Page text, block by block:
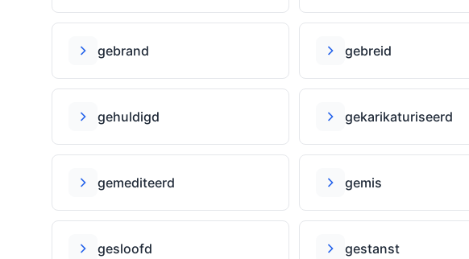
gebrand gebreid
gehuldigd gekarikaturiseerd
gemediteerd gemis
gesloofd gestanst